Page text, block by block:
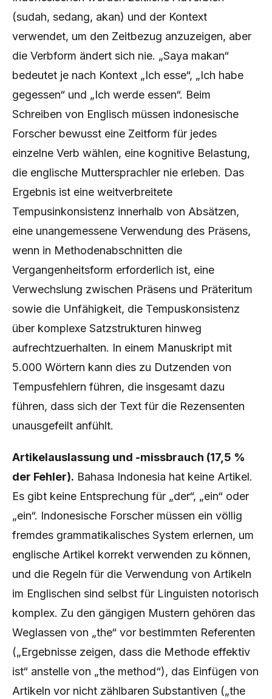
(sudah, sedang, akan) und der Kontext
verwendet, um den Zeitbezug anzuzeigen, aber
die Verbform ändert sich nie. „Saya makan“
bedeutet je nach Kontext „Ich esse“, „Ich habe
gegessen“ und „Ich werde essen“. Beim
Schreiben von Englisch müssen indonesische
Forscher bewusst eine Zeitform für jedes
einzelne Verb wählen, eine kognitive Belastung,
die englische Muttersprachler nie erleben. Das
Ergebnis ist eine weitverbreitete
Tempusinkonsistenz innerhalb von Absätzen,
eine unangemessene Verwendung des Präsens,
wenn in Methodenabschnitten die
Vergangenheitsform erforderlich ist, eine
Verwechslung zwischen Präsens und Präteritum
sowie die Unfähigkeit, die Tempuskonsistenz
über komplexe Satzstrukturen hinweg
aufrechtzuerhalten. In einem Manuskript mit
5.000 Wörtern kann dies zu Dutzenden von
Tempusfehlern führen, die insgesamt dazu
führen, dass sich der Text für die Rezensenten
unausgefeilt anfühlt.
Artikelauslassung und -missbrauch (17,5 %
der Fehler). Bahasa Indonesia hat keine Artikel.
Es gibt keine Entsprechung für „der“, „ein“ oder
„ein“. Indonesische Forscher müssen ein völlig
fremdes grammatikalisches System erlernen, um
englische Artikel korrekt verwenden zu können,
und die Regeln für die Verwendung von Artikeln
im Englischen sind selbst für Linguisten notorisch
komplex. Zu den gängigen Mustern gehören das
Weglassen von „the“ vor bestimmten Referenten
(„Ergebnisse zeigen, dass die Methode effektiv
ist“ anstelle von „the method“), das Einfügen von
Artikeln vor nicht zählbaren Substantiven („the